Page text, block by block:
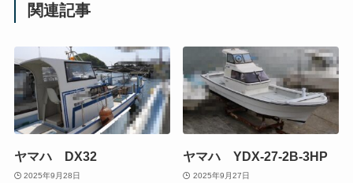
関連記事
ヤマハ DX32
2025年9月28日
ヤマハ YDX-27-2B-3HP
2025年9月27日